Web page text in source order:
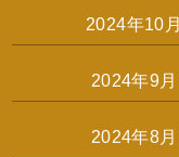
2024年10月
2024年9月
2024年8月